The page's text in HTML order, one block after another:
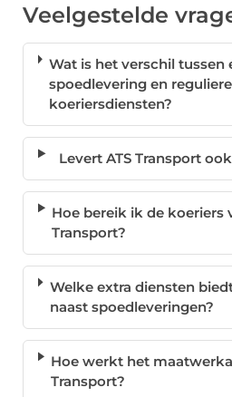
Veelgestelde
Wat is het verschil tussen
spoedlevering en reguliere
koeriersdiensten?
Levert ATS Transport
Hoe bereik ik de koeriers
Transport?
Welke extra diensten
naast spoedleveringen?
Hoe werkt het
Transport?